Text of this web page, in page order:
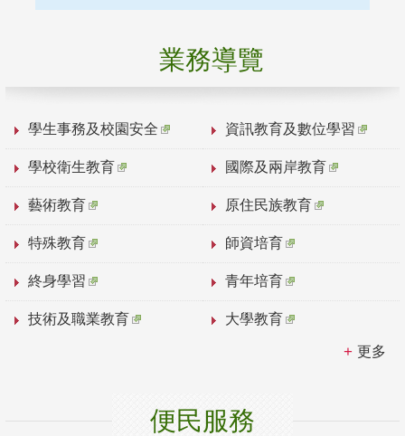
業務導覽
學生事務及校園安全 資訊教育及數位學習
學校衛生教育 國際及兩岸教育
藝術教育 原住民族教育
特殊教育 師資培育
終身學習 青年培育
技術及職業教育 大學教育
更多
便民服務